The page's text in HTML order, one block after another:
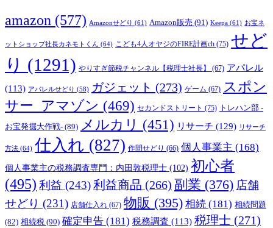
amazon (577) Amazonせどり (61) Amazon販売 (91) Keepa (61) お宝ネ
ットショップ社長カネモトくん (64) こども4人オヤジのFIRE計画ch (75) せど
り (1291) やりすぎ節税チャンネル【税理士社長】 (67) アパレル
(113) アパレルせどり (58) ガジェット (273) ゲーム (67) スポン
サー_アマゾン (469) セカンドストリート (75) トレハン部 -
お宝発掘大作戦- (89) メルカリ (451) リサーチ (129) リサーチ
方法 (64) 仕入れ (827) 作間せどり (66) 個人事業主 (168)
個人事業主の税務調査専門：内田敦税理士 (102) 初心者
(495) 利益 (243)利益商品 (266) 副業 (376) 店舗
せどり (231) 店舗仕入れ (67) 物販 (395) 相続 (181) 相続問題
(82) 相続税 (90) 確定申告 (181) 税務調査 (113) 税理士 (271)